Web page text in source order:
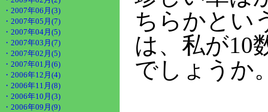
・2007年06月(3)
・2007年05月(7)
・2007年04月(5)
・2007年03月(7)
・2007年02月(5)
・2007年01月(6)
・2006年12月(4)
・2006年11月(8)
・2006年10月(3)
・2006年09月(9)
ちらかとい
は、私が10
でしょうか